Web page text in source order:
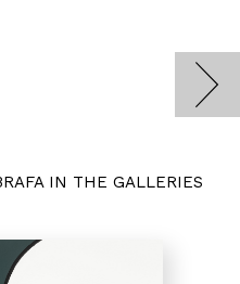
IN THE GALLERIES